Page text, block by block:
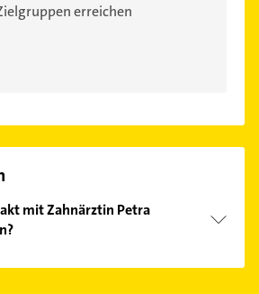
erreichen
mit Zahnärztin Petra